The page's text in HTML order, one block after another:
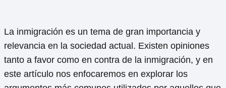
La inmigración es un tema de gran importancia y
relevancia en la sociedad actual. Existen opiniones
tanto a favor como en contra de la inmigración, y en
este artículo nos enfocaremos en explorar los